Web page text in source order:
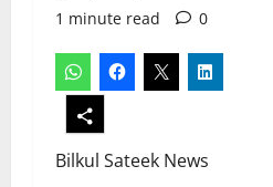
1 minute read
0
Bilkul Sateek News